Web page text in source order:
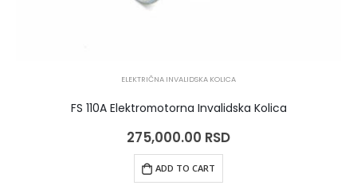
ELEKTRIČNA INVALIDSKA KOLICA
FS 110A Elektromotorna Invalidska Kolica
275,000.00 RSD
ADD TO CART